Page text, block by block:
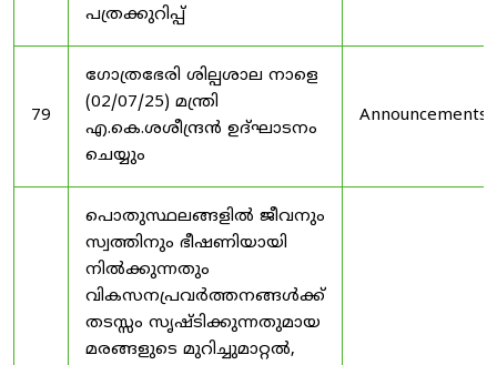
പത്രക്കുറിപ്പ്
79
ഗോത്രഭേരി ശില്പശാല നാളെ
(02/07/25) മന്ത്രി
എ.കെ.ശശീന്ദ്രൻ ഉദ്‌ഘാടനം
ചെയ്യും
Announcements
പൊതുസ്ഥലങ്ങളിൽ ജീവനും
സ്വത്തിനും ഭീഷണിയായി
നിൽക്കുന്നതും
വികസനപ്രവർത്തനങ്ങൾക്ക്
തടസ്സം സൃഷ്ടിക്കുന്നതുമായ
മരങ്ങളുടെ മുറിച്ചുമാറ്റൽ,